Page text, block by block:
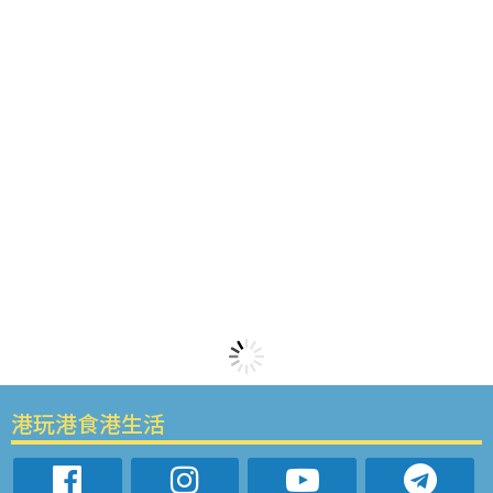
港玩港食港生活